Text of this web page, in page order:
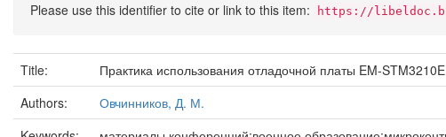
Please use this identifier to cite or link to this item: https://
Title:
Практика использования отладочной платы EM-
Authors:
Овчинников, Д. М.